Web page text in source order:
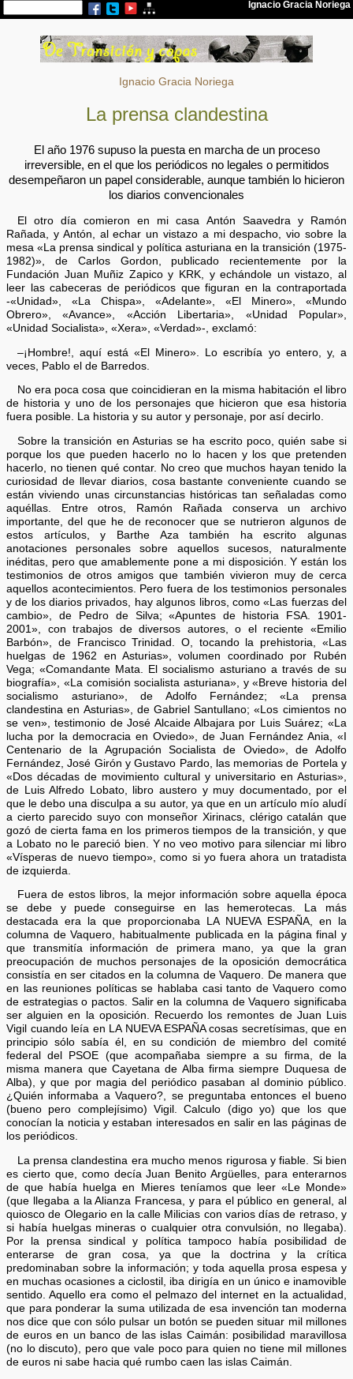
Ignacio Gracia Noriega
La prensa clandestina
El año 1976 supuso la puesta en marcha de un proceso
irreversible, en el que los periódicos no legales o permitidos
desempeñaron un papel considerable, aunque también lo hicieron
los diarios convencionales
El otro día comieron en mi casa Antón Saavedra y Ramón
Rañada, y Antón, al echar un vistazo a mi despacho, vio sobre la
mesa «La prensa sindical y política asturiana en la transición (1975-
1982)», de Carlos Gordon, publicado recientemente por la
Fundación Juan Muñiz Zapico y KRK, y echándole un vistazo, al
leer las cabeceras de periódicos que figuran en la contraportada
-«Unidad», «La Chispa», «Adelante», «El Minero», «Mundo
Obrero», «Avance», «Acción Libertaria», «Unidad Popular»,
«Unidad Socialista», «Xera», «Verdad»-, exclamó:
–¡Hombre!, aquí está «El Minero». Lo escribía yo entero, y, a
veces, Pablo el de Barredos.
No era poca cosa que coincidieran en la misma habitación el libro
de historia y uno de los personajes que hicieron que esa historia
fuera posible. La historia y su autor y personaje, por así decirlo.
Sobre la transición en Asturias se ha escrito poco, quién sabe si
porque los que pueden hacerlo no lo hacen y los que pretenden
hacerlo, no tienen qué contar. No creo que muchos hayan tenido la
curiosidad de llevar diarios, cosa bastante conveniente cuando se
están viviendo unas circunstancias históricas tan señaladas como
aquéllas. Entre otros, Ramón Rañada conserva un archivo
importante, del que he de reconocer que se nutrieron algunos de
estos artículos, y Barthe Aza también ha escrito algunas
anotaciones personales sobre aquellos sucesos, naturalmente
inéditas, pero que amablemente pone a mi disposición. Y están los
testimonios de otros amigos que también vivieron muy de cerca
aquellos acontecimientos. Pero fuera de los testimonios personales
y de los diarios privados, hay algunos libros, como «Las fuerzas del
cambio», de Pedro de Silva; «Apuntes de historia FSA. 1901-
2001», con trabajos de diversos autores, o el reciente «Emilio
Barbón», de Francisco Trinidad. O, tocando la prehistoria, «Las
huelgas de 1962 en Asturias», volumen coordinado por Rubén
Vega; «Comandante Mata. El socialismo asturiano a través de su
biografía», «La comisión socialista asturiana», y «Breve historia del
socialismo asturiano», de Adolfo Fernández; «La prensa
clandestina en Asturias», de Gabriel Santullano; «Los cimientos no
se ven», testimonio de José Alcaide Albajara por Luis Suárez; «La
lucha por la democracia en Oviedo», de Juan Fernández Ania, «I
Centenario de la Agrupación Socialista de Oviedo», de Adolfo
Fernández, José Girón y Gustavo Pardo, las memorias de Portela y
«Dos décadas de movimiento cultural y universitario en Asturias»,
de Luis Alfredo Lobato, libro austero y muy documentado, por el
que le debo una disculpa a su autor, ya que en un artículo mío aludí
a cierto parecido suyo con monseñor Xirinacs, clérigo catalán que
gozó de cierta fama en los primeros tiempos de la transición, y que
a Lobato no le pareció bien. Y no veo motivo para silenciar mi libro
«Vísperas de nuevo tiempo», como si yo fuera ahora un tratadista
de izquierda.
Fuera de estos libros, la mejor información sobre aquella época
se debe y puede conseguirse en las hemerotecas. La más
destacada era la que proporcionaba LA NUEVA ESPAÑA, en la
columna de Vaquero, habitualmente publicada en la página final y
que transmitía información de primera mano, ya que la gran
preocupación de muchos personajes de la oposición democrática
consistía en ser citados en la columna de Vaquero. De manera que
en las reuniones políticas se hablaba casi tanto de Vaquero como
de estrategias o pactos. Salir en la columna de Vaquero significaba
ser alguien en la oposición. Recuerdo los remontes de Juan Luis
Vigil cuando leía en LA NUEVA ESPAÑA cosas secretísimas, que en
principio sólo sabía él, en su condición de miembro del comité
federal del PSOE (que acompañaba siempre a su firma, de la
misma manera que Cayetana de Alba firma siempre Duquesa de
Alba), y que por magia del periódico pasaban al dominio público.
¿Quién informaba a Vaquero?, se preguntaba entonces el bueno
(bueno pero complejísimo) Vigil. Calculo (digo yo) que los que
conocían la noticia y estaban interesados en salir en las páginas de
los periódicos.
La prensa clandestina era mucho menos rigurosa y fiable. Si bien
es cierto que, como decía Juan Benito Argüelles, para enterarnos
de que había huelga en Mieres teníamos que leer «Le Monde»
(que llegaba a la Alianza Francesa, y para el público en general, al
quiosco de Olegario en la calle Milicias con varios días de retraso, y
si había huelgas mineras o cualquier otra convulsión, no llegaba).
Por la prensa sindical y política tampoco había posibilidad de
enterarse de gran cosa, ya que la doctrina y la crítica
predominaban sobre la información; y toda aquella prosa espesa y
en muchas ocasiones a ciclostil, iba dirigía en un único e inamovible
sentido. Aquello era como el pelmazo del internet en la actualidad,
que para ponderar la suma utilizada de esa invención tan moderna
nos dice que con sólo pulsar un botón se pueden situar mil millones
de euros en un banco de las islas Caimán: posibilidad maravillosa
(no lo discuto), pero que vale poco para quien no tiene mil millones
de euros ni sabe hacia qué rumbo caen las islas Caimán.